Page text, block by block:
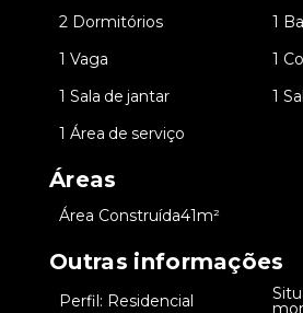
2 Dormitórios
1
1 Vaga
1
1 Sala de jantar
1
1 Área de serviço
Áreas
Área Construída41m²
Outras informações
Perfil: Residencial